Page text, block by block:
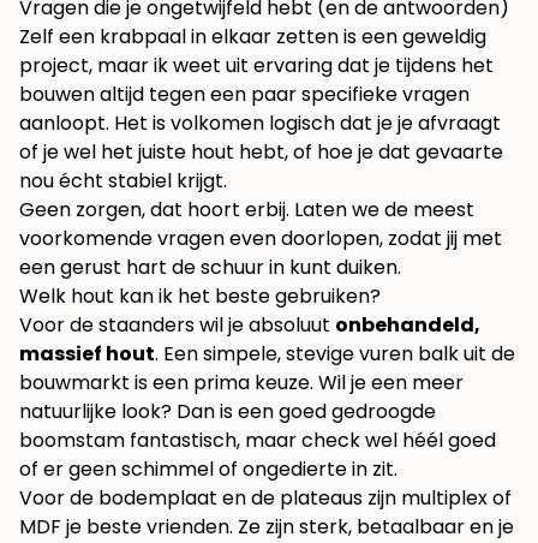
Vragen die je ongetwijfeld hebt (en de antwoorden)
Zelf een krabpaal in elkaar zetten is een geweldig
project, maar ik weet uit ervaring dat je tijdens het
bouwen altijd tegen een paar specifieke vragen
aanloopt. Het is volkomen logisch dat je je afvraagt
of je wel het juiste hout hebt, of hoe je dat gevaarte
nou écht stabiel krijgt.
Geen zorgen, dat hoort erbij. Laten we de meest
voorkomende vragen even doorlopen, zodat jij met
een gerust hart de schuur in kunt duiken.
Welk hout kan ik het beste gebruiken?
Voor de staanders wil je absoluut onbehandeld,
massief hout. Een simpele, stevige vuren balk uit de
bouwmarkt is een prima keuze. Wil je een meer
natuurlijke look? Dan is een goed gedroogde
boomstam fantastisch, maar check wel héél goed
of er geen schimmel of ongedierte in zit.
Voor de bodemplaat en de plateaus zijn multiplex of
MDF je beste vrienden. Ze zijn sterk, betaalbaar en je